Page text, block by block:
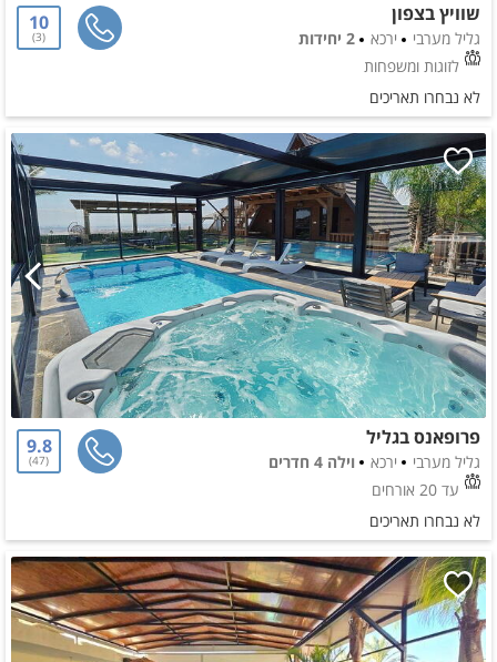
שוויץ בצפון
גליל מערבי ירכא
2 יחידות
לזוגות ומשפחות
10
3
לא נבחרו תאריכים
פרופאנס בגליל
גליל מערבי ירכא
וילה 4 חדרים
עד 20 אורחים
9.8
47
לא נבחרו תאריכים